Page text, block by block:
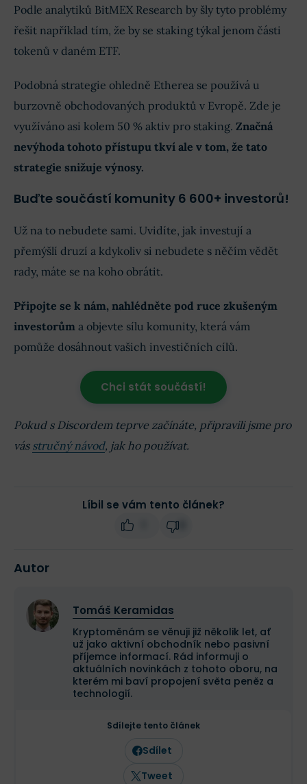
Podle analytiků BitMEX Research by šly tyto problémy
řešit například tím, že by se staking týkal jenom části
tokenů v daném ETF.
Podobná strategie ohledně Etherea se používá u
burzovně obchodovaných produktů v Evropě. Zde je
využíváno asi kolem 50 % aktiv pro staking. Značná
nevýhoda tohoto přístupu tkví ale v tom, že tato
strategie snižuje výnosy.
Buďte součástí komunity 6 600+ investorů!
Už na to nebudete sami. Uvidíte, jak investují a
přemýšlí druzí a kdykoliv si nebudete s něčím vědět
rady, máte se na koho obrátit.
Připojte se k nám, nahlédněte pod ruce zkušeným
investorům a objevte sílu komunity, která vám
pomůže dosáhnout vašich investičních cílů.
Chci stát součástí!
Pokud s Discordem teprve začínáte, připravili jsme pro
vás stručný návod, jak ho používat.
Líbil se vám tento článek?
Autor
Tomáš Keramidas
Kryptoměnám se věnuji již několik let, ať
už jako aktivní obchodník nebo pasivní
příjemce informací. Rád informuji o
aktuálních novinkách z tohoto oboru, na
kterém mi baví propojení světa peněz a
technologií.
Sdílejte tento článek
Sdílet
Tweet